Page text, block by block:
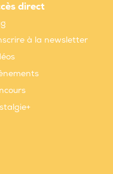
direct
à la newsletter